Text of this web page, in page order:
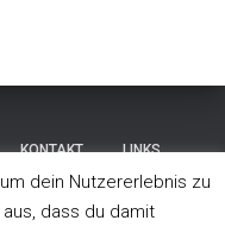
KONTAKT LINKS
WETTKAMPF
dein Nutzererlebnis zu
dass du damit